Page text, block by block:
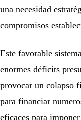
una necesidad
compromisos
Este favorable
enormes déficits
provocar un colapso
para financiar
eficaces para